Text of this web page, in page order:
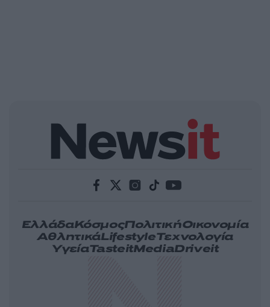
ΕλλάδαΚόσμοςΠολιτικήΟικονομία
ΑθλητικάLifestyleΤεχνολογία
ΥγείαTasteitMediaDriveit